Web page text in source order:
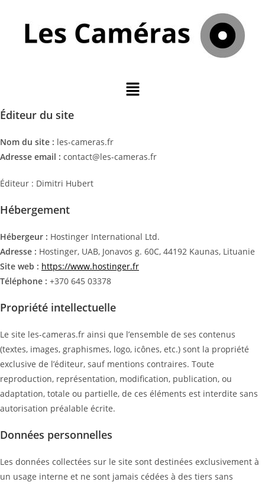
Éditeur du site
Nom du site : les-cameras.fr
Adresse email : contact@les-cameras.fr
Éditeur : Dimitri Hubert
Hébergement
Hébergeur : Hostinger International Ltd.
Adresse : Hostinger, UAB, Jonavos g. 60C, 44192 Kaunas, Lituanie
Site web : https://www.hostinger.fr
Téléphone : +370 645 03378
Propriété intellectuelle
Le site les-cameras.fr ainsi que l’ensemble de ses contenus
(textes, images, graphismes, logo, icônes, etc.) sont la propriété
exclusive de l’éditeur, sauf mentions contraires. Toute
reproduction, représentation, modification, publication, ou
adaptation, totale ou partielle, de ces éléments est interdite sans
autorisation préalable écrite.
Données personnelles
Les données collectées sur le site sont destinées exclusivement à
un usage interne et ne sont jamais cédées à des tiers sans